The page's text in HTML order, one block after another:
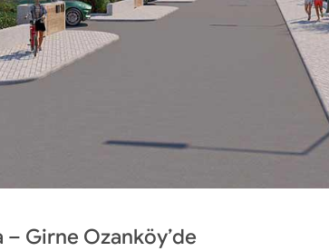
– Girne Ozanköy’de